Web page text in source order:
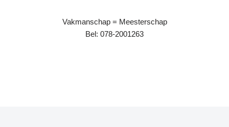
Vakmanschap = Meesterschap
Bel: 078-2001263